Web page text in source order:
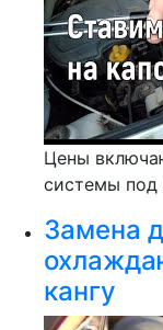
Цены
системы под
Замена
кангу